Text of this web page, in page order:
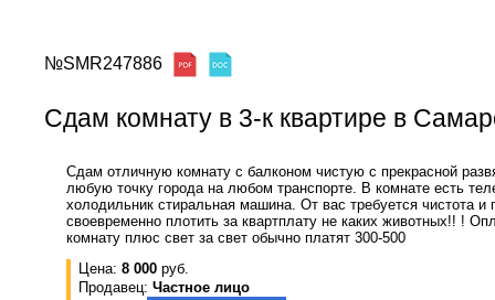
№SMR247886
Сдам комнату в 3-к квартире в
Сдам отличную комнату с балконом чистую с прекрасной
любую точку города на любом транспорте. В комнате есть
холодильник стиральная машина. От вас требуется чистота и
своевременно плотить за квартплату не каких животных!! !
комнату плюс свет за свет обычно платят 300-500
Цена: 8 000 руб.
Продавец: Частное лицо